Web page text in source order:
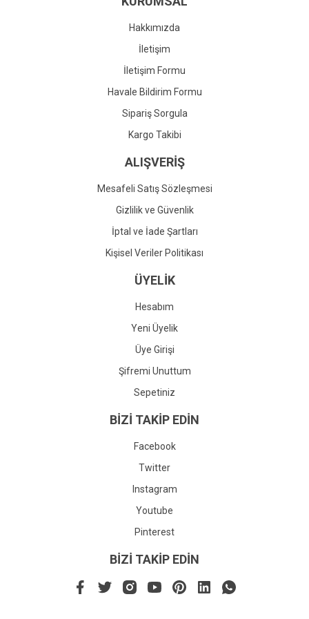
Gönder
Hakkımızda
İletişim
İletişim Formu
Havale Bildirim Formu
Sipariş Sorgula
Kargo Takibi
ALIŞVERİŞ
Mesafeli Satış Sözleşmesi
Gizlilik ve Güvenlik
İptal ve İade Şartları
Kişisel Veriler Politikası
ÜYELİK
Hesabım
Yeni Üyelik
Üye Girişi
Şifremi Unuttum
Sepetiniz
BİZİ TAKİP EDİN
Facebook
Twitter
Instagram
Youtube
Pinterest
BİZİ TAKİP EDİN